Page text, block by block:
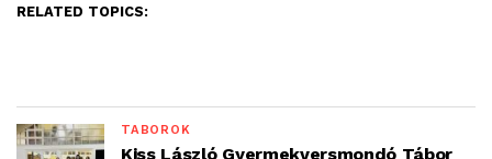
RELATED TOPICS:
TÁBOROK
Kiss László Gyermekversmondó Tábor